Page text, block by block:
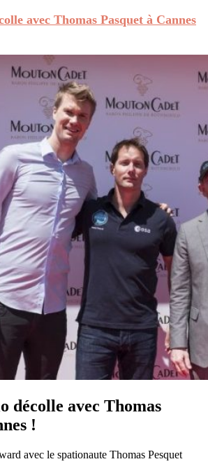
avec Thomas Pasquet à Cannes
décolle avec Thomas
!
avec le spationaute Thomas Pesquet